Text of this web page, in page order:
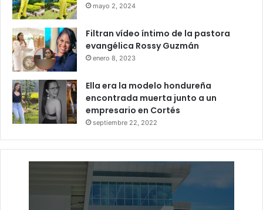
mayo 2, 2024
Filtran vídeo íntimo de la pastora
evangélica Rossy Guzmán
enero 8, 2023
Ella era la modelo hondureña
encontrada muerta junto a un
empresario en Cortés
septiembre 22, 2022